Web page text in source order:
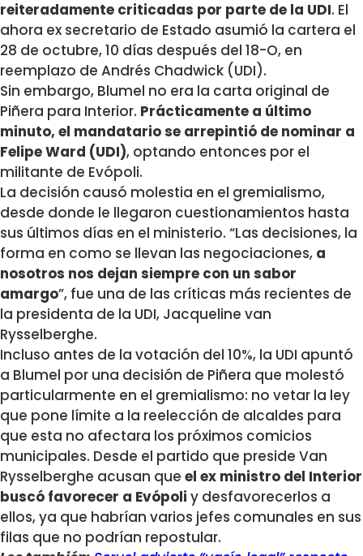
reiteradamente criticadas por parte de la UDI. El
ahora ex secretario de Estado asumió la cartera el
28 de octubre, 10 días después del 18-O, en
reemplazo de Andrés Chadwick (UDI).
Sin embargo, Blumel no era la carta original de
Piñera para Interior. Prácticamente a último
minuto, el mandatario se arrepintió de nominar a
Felipe Ward (UDI), optando entonces por el
militante de Evópoli.
La decisión causó molestia en el gremialismo,
desde donde le llegaron cuestionamientos hasta
sus últimos días en el ministerio. “Las decisiones, la
forma en como se llevan las negociaciones, a
nosotros nos dejan siempre con un sabor
amargo”, fue una de las críticas más recientes de
la presidenta de la UDI, Jacqueline van
Rysselberghe.
Incluso antes de la votación del 10%, la UDI apuntó
a Blumel por una decisión de Piñera que molestó
particularmente en el gremialismo: no vetar la ley
que pone límite a la reelección de alcaldes para
que esta no afectara los próximos comicios
municipales. Desde el partido que preside Van
Rysselberghe acusan que el ex ministro del Interior
buscó favorecer a Evópoli y desfavorecerlos a
ellos, ya que habrían varios jefes comunales en sus
filas que no podrían repostular.